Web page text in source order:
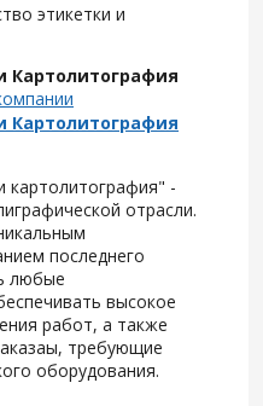
этикетки и
Картолитография
Картолитография
-
отрасли.
последнего
любые
высокое
работ, а также
требующие
оборудования.